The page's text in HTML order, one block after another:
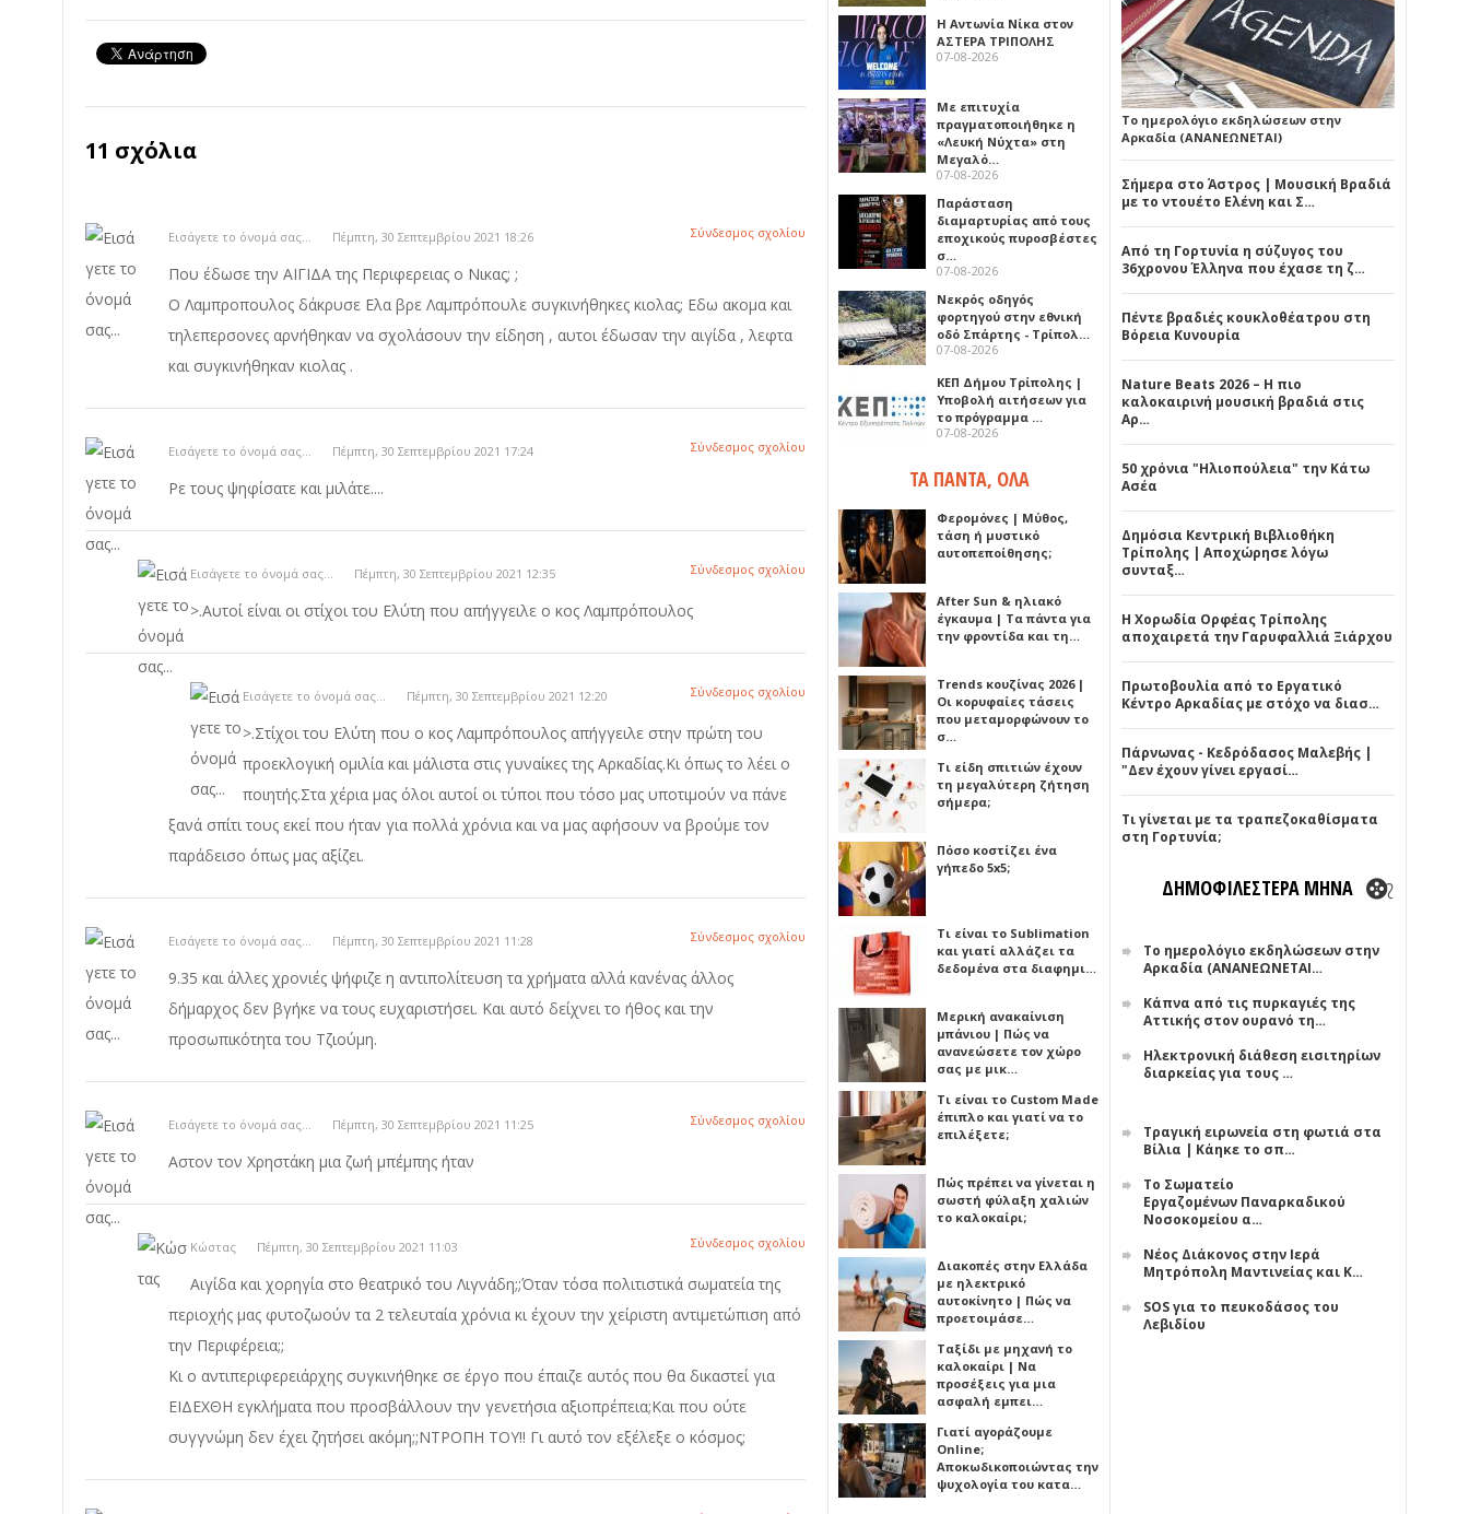
11 σχόλια
Εισάγετε το όνομά σας... Πέμπτη, 30 Σεπτεμβρίου 2021 18:26 Σύνδεσμος σχολίου
Που έδωσε την ΑΙΓΙΔΑ της Περιφερειας ο Νικας; ;
Ο Λαμπροπουλος δάκρυσε Ελα βρε Λαμπρόπουλε συγκινήθηκες κιολας; Εδω ακομα και
τηλεπερσονες αρνήθηκαν να σχολάσουν την είδηση , αυτοι έδωσαν την αιγίδα , λεφτα
και συγκινήθηκαν κιολας .
Εισάγετε το όνομά σας... Πέμπτη, 30 Σεπτεμβρίου 2021 17:24 Σύνδεσμος σχολίου
Ρε τους ψηφίσατε και μιλάτε....
Εισάγετε το όνομά σας... Πέμπτη, 30 Σεπτεμβρίου 2021 12:35 Σύνδεσμος σχολίου
>.Αυτοί είναι οι στίχοι του Ελύτη που απήγγειλε ο κος Λαμπρόπουλος
Εισάγετε το όνομά σας... Πέμπτη, 30 Σεπτεμβρίου 2021 12:20 Σύνδεσμος σχολίου
>.Στίχοι του Ελύτη που ο κος Λαμπρόπουλος απήγγειλε στην πρώτη του
προεκλογική ομιλία και μάλιστα στις γυναίκες της Αρκαδίας.Κι όπως το λέει ο
ποιητής.Στα χέρια μας όλοι αυτοί οι τύποι που τόσο μας υποτιμούν να πάνε
ξανά σπίτι τους εκεί που ήταν για πολλά χρόνια και να μας αφήσουν να βρούμε τον
παράδεισο όπως μας αξίζει.
Εισάγετε το όνομά σας... Πέμπτη, 30 Σεπτεμβρίου 2021 11:28 Σύνδεσμος σχολίου
9.35 και άλλες χρονιές ψήφιζε η αντιπολίτευση τα χρήματα αλλά κανένας άλλος
δήμαρχος δεν βγήκε να τους ευχαριστήσει. Και αυτό δείχνει το ήθος και την
προσωπικότητα του Τζιούμη.
Εισάγετε το όνομά σας... Πέμπτη, 30 Σεπτεμβρίου 2021 11:25 Σύνδεσμος σχολίου
Αστον τον Χρηστάκη μια ζωή μπέμπης ήταν
Κώστας Πέμπτη, 30 Σεπτεμβρίου 2021 11:03 Σύνδεσμος σχολίου
Αιγίδα και χορηγία στο θεατρικό του Λιγνάδη;;Όταν τόσα πολιτιστικά σωματεία της
περιοχής μας φυτοζωούν τα 2 τελευταία χρόνια κι έχουν την χείριστη αντιμετώπιση από
την Περιφέρεια;;
Κι ο αντιπεριφερειάρχης συγκινήθηκε σε έργο που έπαιζε αυτός που θα δικαστεί για
ΕΙΔΕΧΘΗ εγκλήματα που προσβάλλουν την γενετήσια αξιοπρέπεια;Και που ούτε
συγγνώμη δεν έχει ζητήσει ακόμη;;ΝΤΡΟΠΗ ΤΟΥ!! Γι αυτό τον εξέλεξε ο κόσμος;
Η Αντωνία Νίκα στον
ΑΣΤΕΡΑ ΤΡΙΠΟΛΗΣ
07-08-2026
Με επιτυχία
πραγματοποιήθηκε η
«Λευκή Νύχτα» στη
Μεγαλό…
07-08-2026
Παράσταση
διαμαρτυρίας από τους
εποχικούς πυροσβέστες
σ…
07-08-2026
Νεκρός οδηγός
φορτηγού στην εθνική
οδό Σπάρτης - Τρίπολ…
07-08-2026
ΚΕΠ Δήμου Τρίπολης |
Υποβολή αιτήσεων για
το πρόγραμμα …
07-08-2026
ΤΑ ΠΑΝΤΑ, ΟΛΑ
Φερομόνες | Μύθος,
τάση ή μυστικό
αυτοπεποίθησης;
After Sun & ηλιακό
έγκαυμα | Τα πάντα για
την φροντίδα και τη…
Trends κουζίνας 2026 |
Οι κορυφαίες τάσεις
που μεταμορφώνουν το
σ…
Τι είδη σπιτιών έχουν
τη μεγαλύτερη ζήτηση
σήμερα;
Πόσο κοστίζει ένα
γήπεδο 5x5;
Τι είναι το Sublimation
και γιατί αλλάζει τα
δεδομένα στα διαφημι…
Μερική ανακαίνιση
μπάνιου | Πώς να
ανανεώσετε τον χώρο
σας με μικ…
Τι είναι το Custom Made
έπιπλο και γιατί να το
επιλέξετε;
Πώς πρέπει να γίνεται η
σωστή φύλαξη χαλιών
το καλοκαίρι;
Διακοπές στην Ελλάδα
με ηλεκτρικό
αυτοκίνητο | Πώς να
προετοιμάσε…
Ταξίδι με μηχανή το
καλοκαίρι | Να
προσέξεις για μια
ασφαλή εμπει…
Γιατί αγοράζουμε
Online;
Αποκωδικοποιώντας την
ψυχολογία του κατα…
Το ημερολόγιο εκδηλώσεων στην
Αρκαδία (ΑΝΑΝΕΩΝΕΤΑΙ)
Σήμερα στο Άστρος | Μουσική Βραδιά
με το ντουέτο Ελένη και Σ…
Από τη Γορτυνία η σύζυγος του
36χρονου Έλληνα που έχασε τη ζ…
Πέντε βραδιές κουκλοθέατρου στη
Βόρεια Κυνουρία
Nature Beats 2026 – Η πιο
καλοκαιρινή μουσική βραδιά στις
Αρ…
50 χρόνια "Ηλιοπούλεια" την Κάτω
Ασέα
Δημόσια Κεντρική Βιβλιοθήκη
Τρίπολης | Αποχώρησε λόγω
συνταξ…
Η Χορωδία Ορφέας Τρίπολης
αποχαιρετά την Γαρυφαλλιά Ξιάρχου
Πρωτοβουλία από το Εργατικό
Κέντρο Αρκαδίας με στόχο να διασ…
Πάρνωνας - Κεδρόδασος Μαλεβής |
"Δεν έχουν γίνει εργασί…
Τι γίνεται με τα τραπεζοκαθίσματα
στη Γορτυνία;
ΔΗΜΟΦΙΛΕΣΤΕΡΑ ΜΗΝΑ
Το ημερολόγιο εκδηλώσεων στην
Αρκαδία (ΑΝΑΝΕΩΝΕΤΑΙ…
Κάπνα από τις πυρκαγιές της
Αττικής στον ουρανό τη…
Ηλεκτρονική διάθεση εισιτηρίων
διαρκείας για τους …
Τραγική ειρωνεία στη φωτιά στα
Βίλια | Κάηκε το σπ…
Το Σωματείο
Εργαζομένων Παναρκαδικού
Νοσοκομείου α…
Νέος Διάκονος στην Ιερά
Μητρόπολη Μαντινείας και Κ…
SOS για το πευκοδάσος του
Λεβιδίου